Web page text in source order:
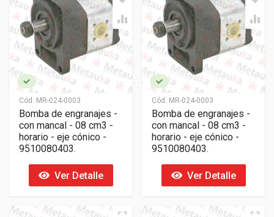
Cód: MR-024-0003
Bomba de engranajes -
con mancal - 08 cm3 -
horario - eje cónico -
9510080403.
Ver Detalle
Cód: MR-024-0003
Bomba de engranajes -
con mancal - 08 cm3 -
horario - eje cónico -
9510080403.
Ver Detalle